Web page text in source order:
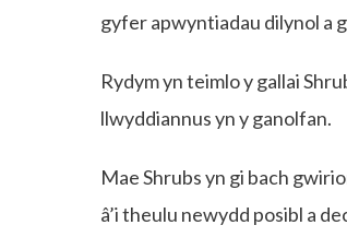
gyfer apwyntiadau dilynol a
Rydym yn teimlo y gallai
llwyddiannus yn y ganolfan.
Mae Shrubs yn gi bach
â’i theulu newydd posibl a